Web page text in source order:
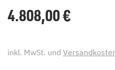
4.808,00€
inkl. MwSt. und